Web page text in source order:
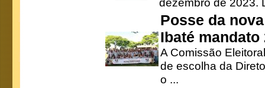
Posse da
Ibaté mandato
A Comissão
de escolha da
o ...